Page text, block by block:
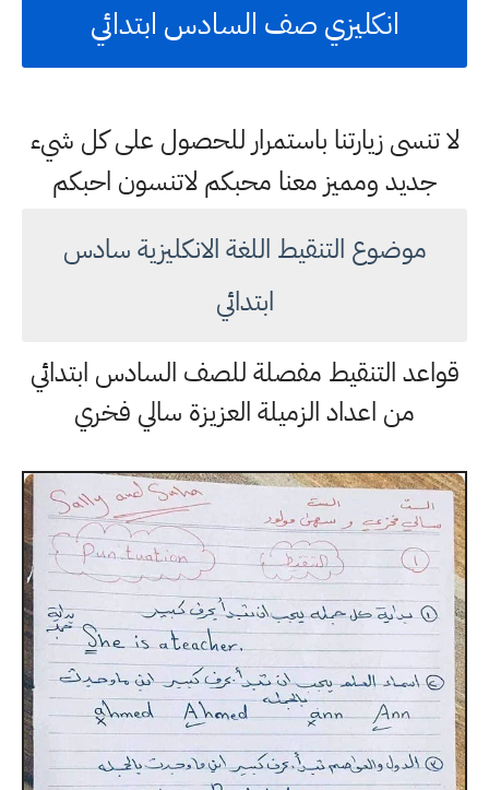
انكليزي صف السادس ابتدائي
لا تنسى زيارتنا باستمرار للحصول على كل شيء
جديد ومميز معنا محبكم لاتنسون احبكم
موضوع التنقيط اللغة الانكليزية سادس
ابتدائي
قواعد التنقيط مفصلة للصف السادس ابتدائي
من اعداد الزميلة العزيزة سالي فخري